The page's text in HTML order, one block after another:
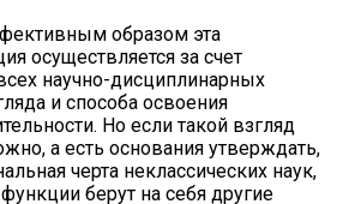
образом эта
осуществляется за счет
научно-дисциплинарных
и способа освоения
Но если такой взгляд
а есть основания утверждать,
черта неклассических наук,
берут на себя другие